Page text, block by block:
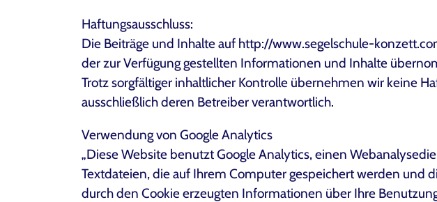
Haftungsausschluss:
Die Beiträge und Inhalte auf http://www.segelschule-
der zur Verfügung gestellten Informationen und Inhalte
Trotz sorgfältiger inhaltlicher Kontrolle übernehmen wir keine
ausschließlich deren Betreiber verantwortlich.
Verwendung von Google Analytics
„Diese Website benutzt Google Analytics, einen
Textdateien, die auf Ihrem Computer gespeichert werden und
durch den Cookie erzeugten Informationen über Ihre